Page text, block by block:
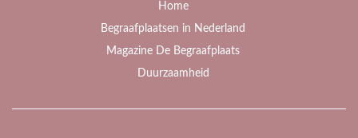
Home
Begraafplaatsen in Nederland
Magazine De Begraafplaats
Duurzaamheid